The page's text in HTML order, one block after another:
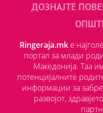
ДОЗНАЈТЕ
Ringeraja.mk е
портал за млади
Македонија. Таа
потенцијалните
информации за
развојот,